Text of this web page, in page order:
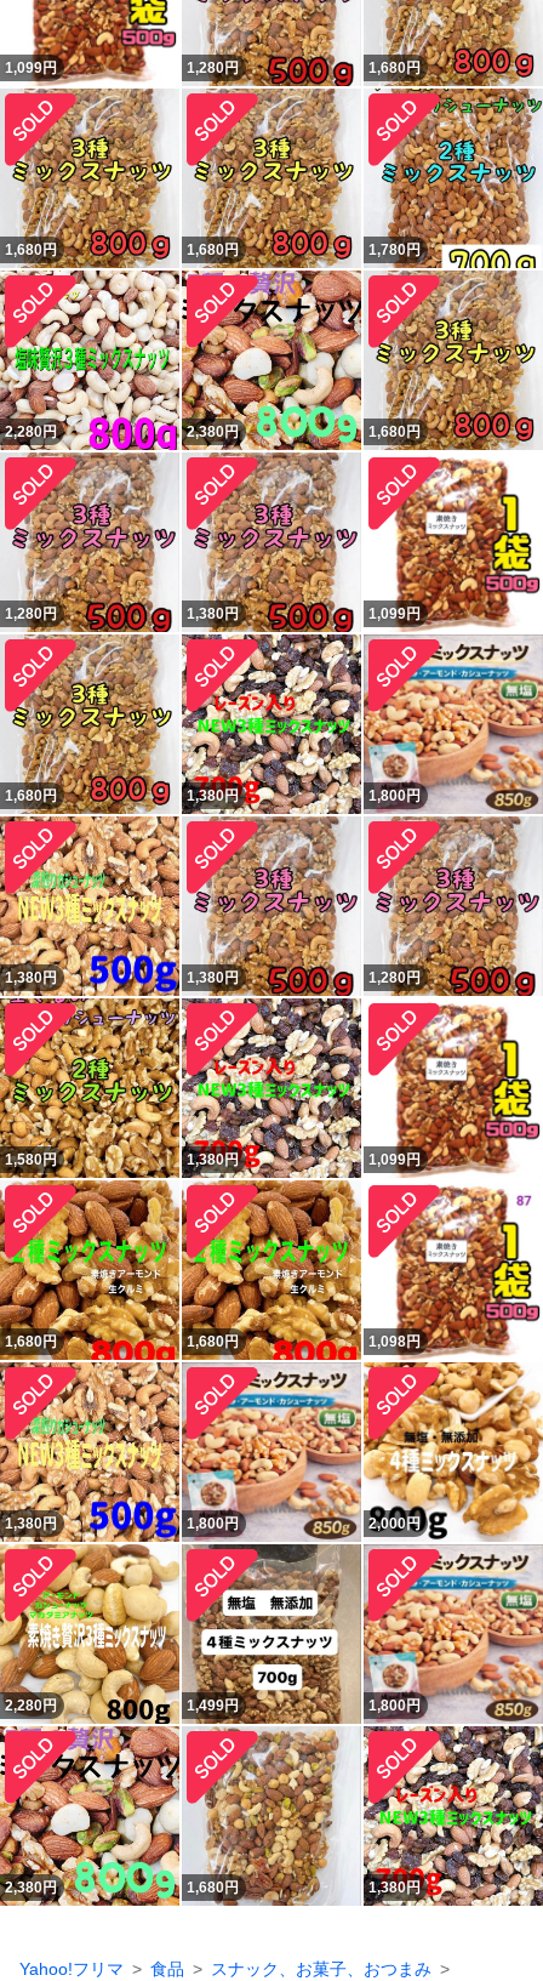
1,099円 1,280円 1,680円
1,680円 1,680円 1,780円
2,280円 2,380円 1,680円
1,280円 1,380円 1,099円
1,680円 1,380円 1,800円
1,380円 1,380円 1,280円
1,580円 1,380円 1,099円
1,680円 1,680円 1,098円
1,380円 1,800円 2,000円
2,280円 1,499円 1,800円
2,380円 1,680円 1,380円
Yahoo!フリマ 食品
スナック、お菓子、おつまみ